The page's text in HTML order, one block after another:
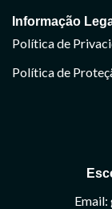
Informação
Política de
Política de